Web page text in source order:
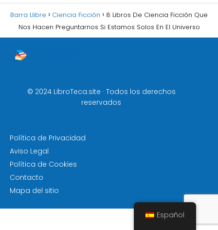
Barra Llibre Ciencia Ficción
8 Libros De Ciencia Ficción Que
Nos Hacen Preguntarnos Si Estamos Solos En El Universo
© 2024 LibroTeca.site · Todos los derechos
reservados
Política de Privacidad
Aviso Legal
Política de Cookies
Contacto
Mapa del sitio
Español